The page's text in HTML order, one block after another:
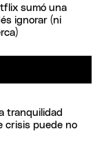
sumó una
ignorar (ni
tranquilidad
crisis puede no